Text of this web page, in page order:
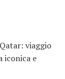
viaggio
iconica e